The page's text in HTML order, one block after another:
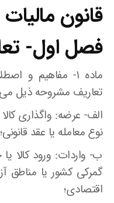
قانون
فصل اول-
ماده ۱- مفاهیم و
تعاریف مشروحه ذیل
الف- عرضه‌: واگذاری
نوع معامله یا عقد قانونی؛
ب- واردات‌: ورود کالا
گمرکی کشور یا مناطق
اقتصادی؛